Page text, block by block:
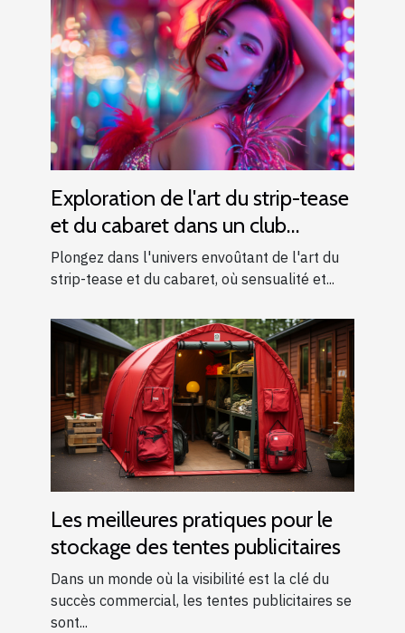
Exploration de l'art du strip-tease
et du cabaret dans un club
moderne
Plongez dans l'univers envoûtant de l'art du
strip-tease et du cabaret, où sensualité et...
Les meilleures pratiques pour le
stockage des tentes publicitaires
Dans un monde où la visibilité est la clé du
succès commercial, les tentes publicitaires se
sont...